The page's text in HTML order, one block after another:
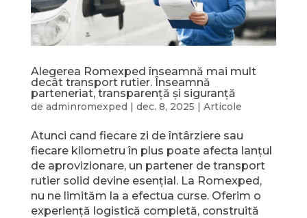
Alegerea Romexped înseamnă mai mult
decât transport rutier. Înseamnă
parteneriat, transparență și siguranță
de adminromexped | dec. 8, 2025 | Articole
Atunci cand fiecare zi de întârziere sau
fiecare kilometru în plus poate afecta lanțul
de aprovizionare, un partener de transport
rutier solid devine esențial. La Romexped,
nu ne limităm la a efectua curse. Oferim o
experiență logistică completă, construită